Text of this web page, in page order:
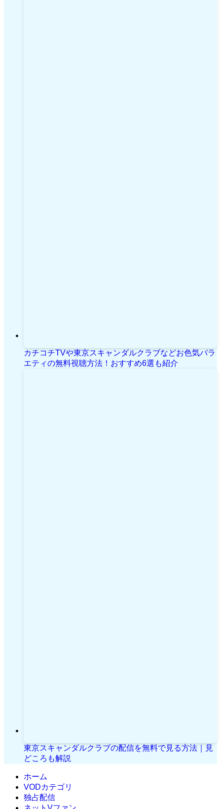
カチコチTVや東京スキャンダルクラブなどお色気バラ
エティの無料視聴方法！おすすめ6選も紹介
東京スキャンダルクラブの配信を無料で見る方法｜見
どころも解説
ホーム
VODカテゴリ
独占配信